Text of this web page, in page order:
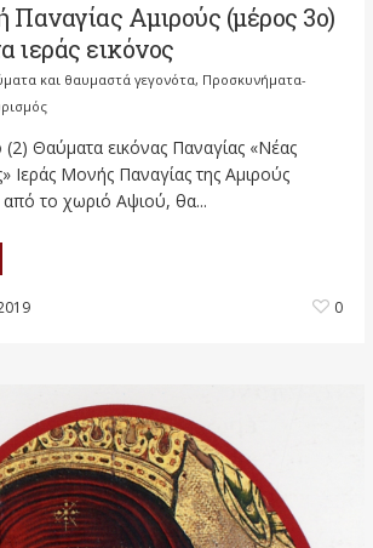
Παναγίας Αμιρούς (μέρος 3ο)
ιεράς εικόνος
και θαυμαστά γεγονότα, Προσκυνήματα-
(2) Θαύματα εικόνας Παναγίας «Νέας
Ιεράς Μονής Παναγίας της Αμιρούς
από το χωριό Αψιού, θα...
0